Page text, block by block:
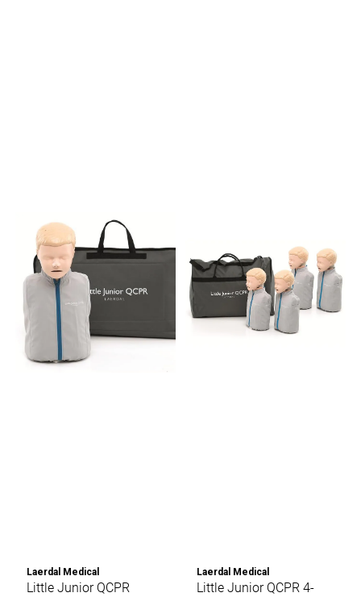
Laerdal Medical
Little Junior QCPR
Laerdal Medical
Little Junior QCPR 4-